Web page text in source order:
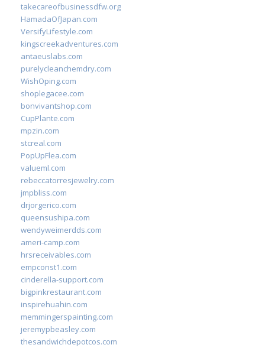
takecareofbusinessdfw.org
HamadaOfJapan.com
VersifyLifestyle.com
kingscreekadventures.com
antaeuslabs.com
purelycleanchemdry.com
WishOping.com
shoplegacee.com
bonvivantshop.com
CupPlante.com
mpzin.com
stcreal.com
PopUpFlea.com
valueml.com
rebeccatorresjewelry.com
jmpbliss.com
drjorgerico.com
queensushipa.com
wendyweimerdds.com
ameri-camp.com
hrsreceivables.com
empconst1.com
cinderella-support.com
bigpinkrestaurant.com
inspirehuahin.com
memmingerspainting.com
jeremypbeasley.com
thesandwichdepotcos.com